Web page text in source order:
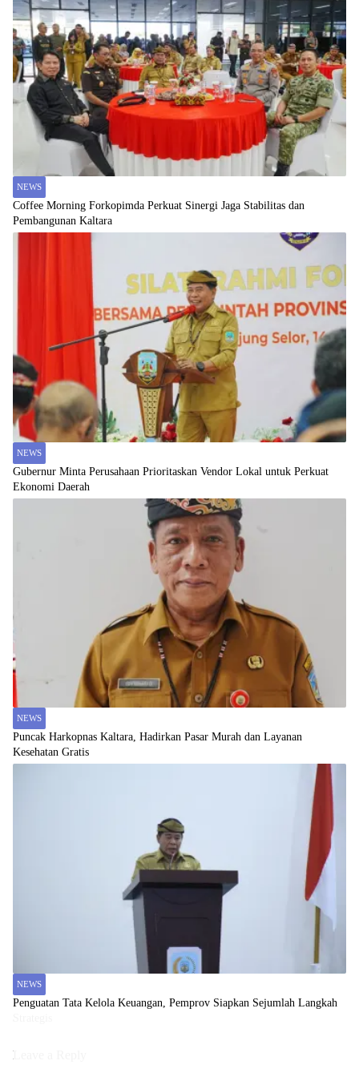
NEWS
Coffee Morning Forkopimda Perkuat Sinergi Jaga Stabilitas dan
Pembangunan Kaltara
NEWS
Gubernur Minta Perusahaan Prioritaskan Vendor Lokal untuk Perkuat
Ekonomi Daerah
NEWS
Puncak Harkopnas Kaltara, Hadirkan Pasar Murah dan Layanan
Kesehatan Gratis
NEWS
Penguatan Tata Kelola Keuangan, Pemprov Siapkan Sejumlah Langkah
Leave a Reply